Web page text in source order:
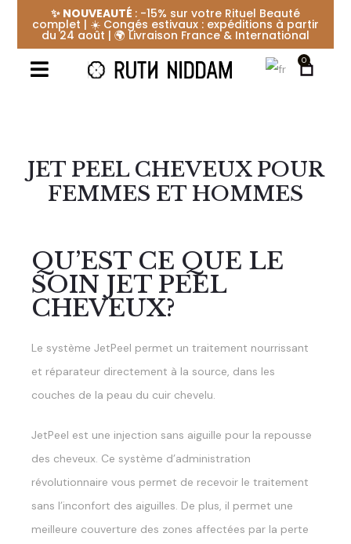
✨ NOUVEAUTÉ : -15% sur votre Rituel Beauté
complet | ☀️ Congés estivaux : expéditions à partir
du 24 août | 🌍 Livraison France & International
0
JET PEEL CHEVEUX POUR
FEMMES ET HOMMES
QU’EST CE QUE LE
SOIN JET PEEL
CHEVEUX?
Le système JetPeel permet un traitement nourrissant
et réparateur directement à la source, dans les
couches de la peau du cuir chevelu.
JetPeel est une injection sans aiguille pour la repousse
des cheveux. Ce système d’administration
révolutionnaire vous permet de recevoir le traitement
sans l’inconfort des aiguilles. De plus, il permet une
meilleure couverture des zones affectées par la perte